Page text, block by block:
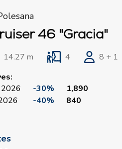
46 "Gracia"
14.27 m 4
8 + 1
2026
-30%
1,890
-40% 840